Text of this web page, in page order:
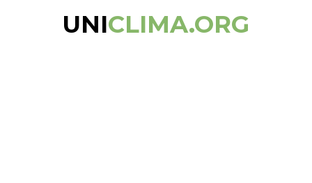
UNICLIMA.ORG